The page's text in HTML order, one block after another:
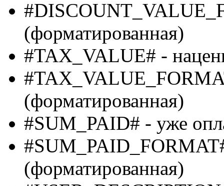
(форматированная)
#TAX_VALUE# -
(форматированная)
#SUM_PAID# - уже
(форматированная)